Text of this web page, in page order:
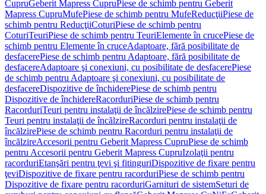
CupruGeberit Mapress CupruPiese de schimb pentru Geberit
Mapress CupruMufePiese de schimb pentru MufeReducţiiPiese de
schimb pentru ReducţiiCoturiPiese de schimb pentru
CoturiTeuriPiese de schimb pentru TeuriElemente în crucePiese de
schimb pentru Elemente în cruceAdaptoare, fără posibilitate de
desfacerePiese de schimb pentru Adaptoare, fără posibilitate de
desfacereAdaptoare şi conexiuni, cu posibilitate de desfacerePiese
de schimb pentru Adaptoare şi conexiuni, cu posibilitate de
desfacereDispozitive de închiderePiese de schimb pentru
Dispozitive de închidereRacorduriPiese de schimb pentru
RacorduriTeuri pentru instalaţii de încălzirePiese de schimb pentru
Teuri pentru instalaţii de încălzireRacorduri pentru instalaţii de
încălzirePiese de schimb pentru Racorduri pentru instalaţii de
încălzireAccesorii pentru Geberit Mapress CupruPiese de schimb
pentru Accesorii pentru Geberit Mapress CupruIzolaţii pentru
racorduriEtanşări pentru ţevi şi fitinguriDispozitive de fixare pentru
ţeviDispozitive de fixare pentru racorduriPiese de schimb pentru
Dispozitive de fixare pentru racorduriGarnituri de sistemSeturi de